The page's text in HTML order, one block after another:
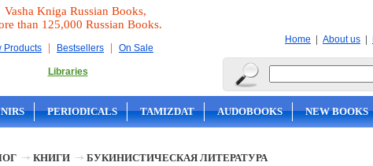
Vasha Kniga Russian Books,
than 125,000 Russian Books.
Products | Bestsellers | On Sale
Libraries
Home | About us |
PERIODICALS TAMIZDAT AUDOBOOKS NEW BOOKS
КНИГИ БУКИНИСТИЧЕСКАЯ ЛИТЕРАТУРА